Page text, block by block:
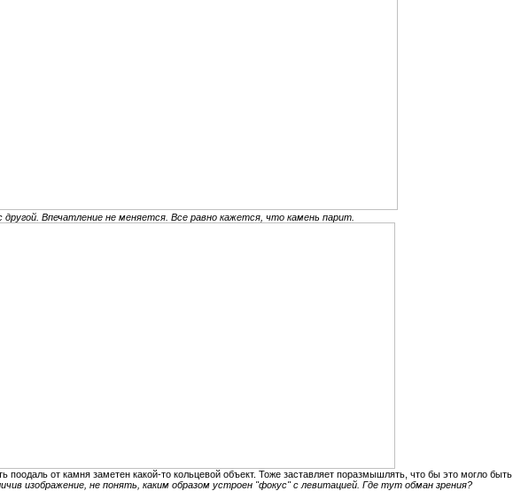
другой. Впечатление не меняется. Все равно кажется, что камень парит.
поодаль от камня заметен какой-то кольцевой объект. Тоже заставляет поразмышлять, что бы это могло быть.
изображение, не понять, каким образом устроен "фокус" с левитацией. Где тут обман зрения?